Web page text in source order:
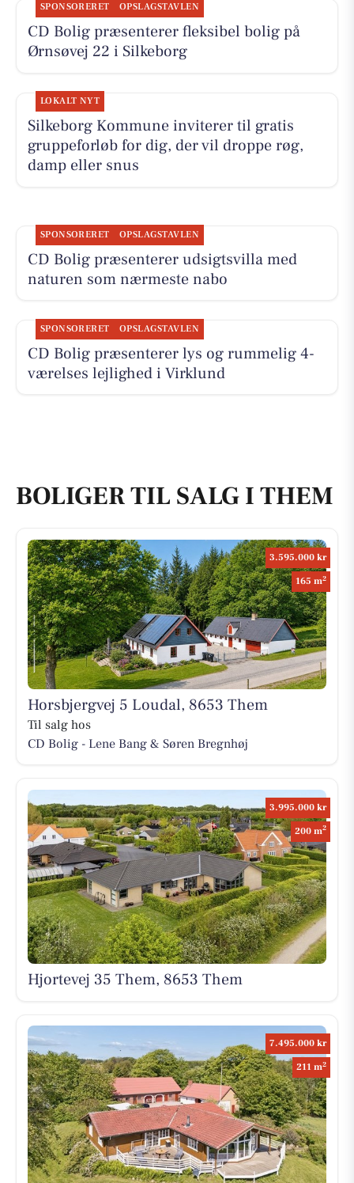
SPONSORERET OPSLAGSTAVLEN
CD Bolig præsenterer fleksibel bolig på
Ørnsøvej 22 i Silkeborg
LOKALT NYT
Silkeborg Kommune inviterer til gratis
gruppeforløb for dig, der vil droppe røg,
damp eller snus
SPONSORERET OPSLAGSTAVLEN
CD Bolig præsenterer udsigtsvilla med
naturen som nærmeste nabo
SPONSORERET OPSLAGSTAVLEN
CD Bolig præsenterer lys og rummelig 4-
værelses lejlighed i Virklund
BOLIGER TIL SALG I THEM
3.595.000 kr
165 m2
Horsbjergvej 5 Loudal, 8653 Them
Til salg hos
CD Bolig - Lene Bang & Søren Bregnhøj
3.995.000 kr
200 m2
Hjortevej 35 Them, 8653 Them
7.495.000 kr
211 m2